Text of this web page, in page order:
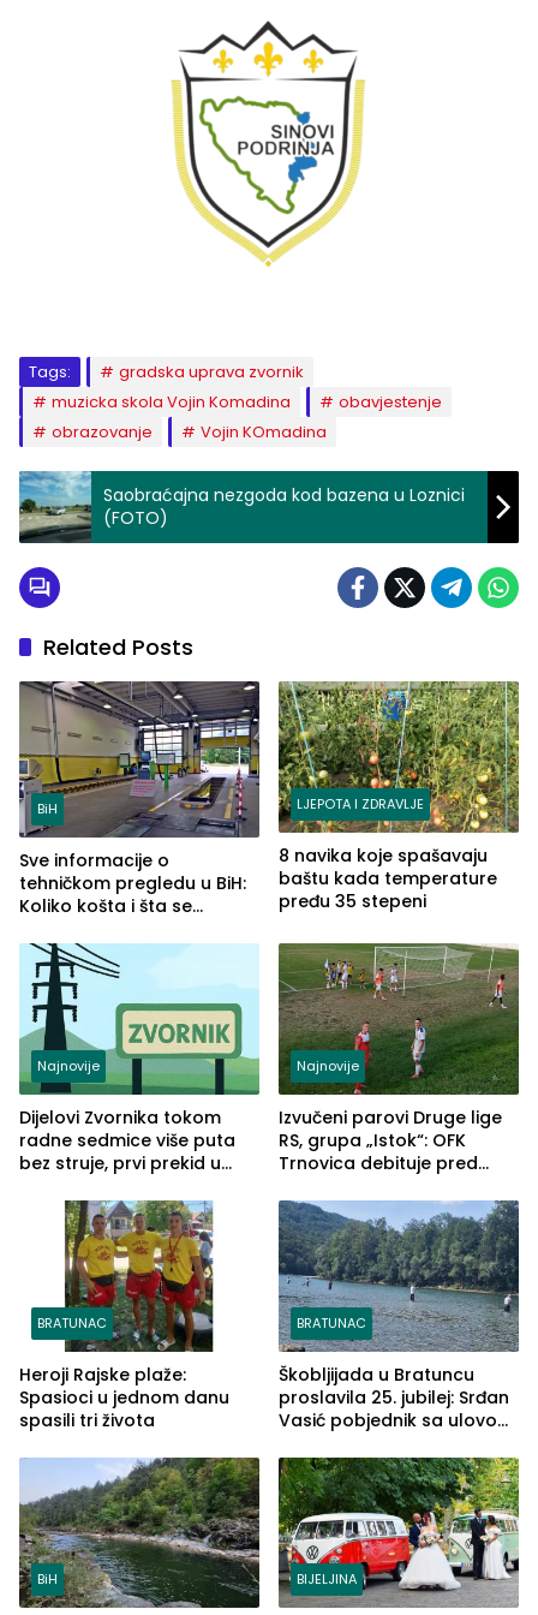
Tags:
gradska uprava zvornik
muzicka skola Vojin Komadina
obavjestenje
obrazovanje
Vojin KOmadina
Saobraćajna nezgoda kod bazena u Loznici
(FOTO)
Related Posts
BiH
Sve informacije o
tehničkom pregledu u BiH:
Koliko košta i šta se
LJEPOTA I ZDRAVLJE
8 navika koje spašavaju
baštu kada temperature
pređu 35 stepeni
Najnovije
Dijelovi Zvornika tokom
radne sedmice više puta
bez struje, prvi prekid u
Najnovije
Izvučeni parovi Druge lige
RS, grupa „Istok“: OFK
Trnovica debituje pred
Drine HE
BRATUNAC
Heroji Rajske plaže:
Spasioci u jednom danu
spasili tri života
BRATUNAC
Škobljijada u Bratuncu
proslavila 25. jubilej: Srđan
Vasić pobjednik sa ulovom
BiH BIJELJINA